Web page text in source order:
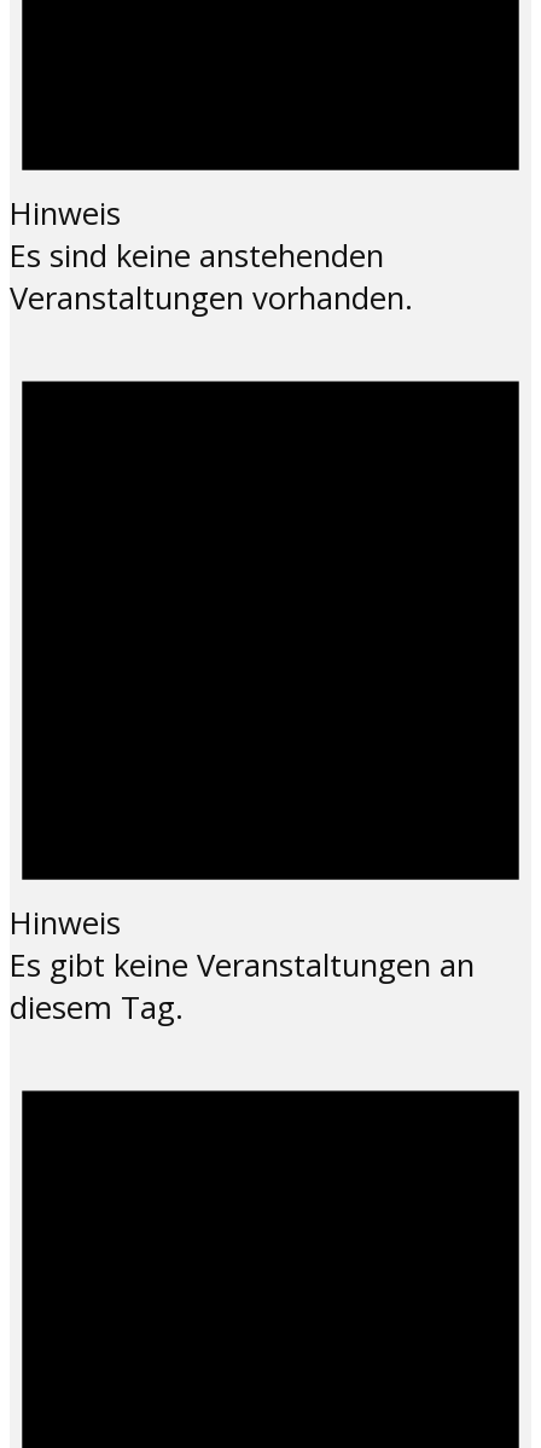
Hinweis
Es sind keine anstehenden
Veranstaltungen vorhanden.
Hinweis
Es gibt keine Veranstaltungen an
diesem Tag.